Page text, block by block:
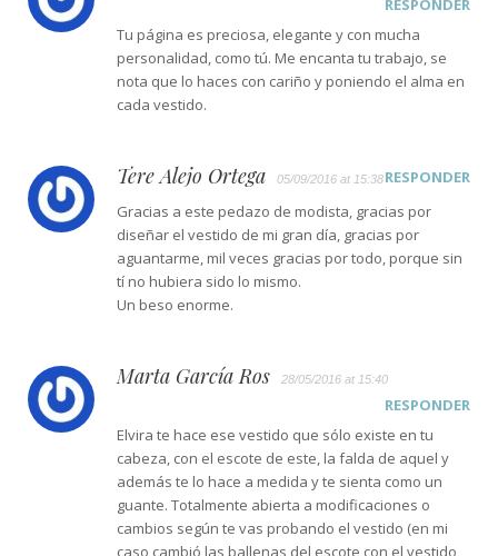
RESPONDER
Tu página es preciosa, elegante y con mucha
personalidad, como tú. Me encanta tu trabajo, se
nota que lo haces con cariño y poniendo el alma en
cada vestido.
Tere Alejo Ortega 05/09/2016 at 15:38RESPONDER
Gracias a este pedazo de modista, gracias por
diseñar el vestido de mi gran día, gracias por
aguantarme, mil veces gracias por todo, porque sin
tí no hubiera sido lo mismo.
Un beso enorme.
Marta García Ros 28/05/2016 at 15:40
RESPONDER
Elvira te hace ese vestido que sólo existe en tu
cabeza, con el escote de este, la falda de aquel y
además te lo hace a medida y te sienta como un
guante. Totalmente abierta a modificaciones o
cambios según te vas probando el vestido (en mi
caso cambió las ballenas del escote con el vestido